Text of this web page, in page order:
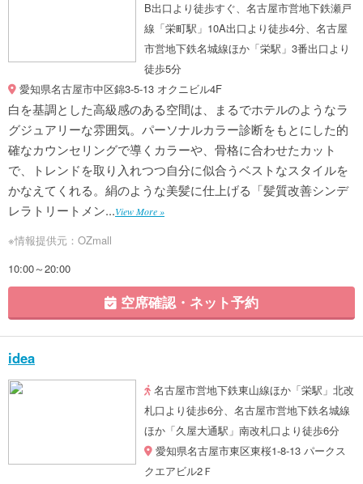
B出口より徒歩すぐ、名古屋市営地下鉄瀬戸
線「栄町駅」10A出口より徒歩4分、名古屋
市営地下鉄名城線ほか「栄駅」3番出口より
徒歩5分
愛知県名古屋市中区錦3-5-13 オクニビル4F
白を基調とした高級感のある空間は、まるでホテルのようなラ
グジュアリーな雰囲気。パーソナルカラー診断をもとにした的
確なカウンセリングで導くカラーや、骨格に合わせたカット
で、トレンドを取り入れつつ自分に似合うベストなスタイルを
かなえてくれる。絹のような美髪に仕上げる「髪質改善シンデ
レラトリートメン...View More »
※情報提供元：OZmall
10:00～20:00
空席確認・ネット予約
idea
名古屋市営地下鉄東山線ほか「栄駅」北改
札口より徒歩6分、名古屋市営地下鉄名城線
ほか「久屋大通駅」南改札口より徒歩6分
愛知県名古屋市東区東桜1-8-13 パークス
クエアビル2Ｆ